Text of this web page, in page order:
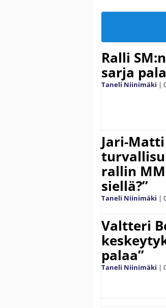
Ralli
sarja
Taneli Niinimäki |
Jari-
rallin
siellä?”
Taneli Niinimäki |
Valtteri
palaa”
Taneli Niinimäki |